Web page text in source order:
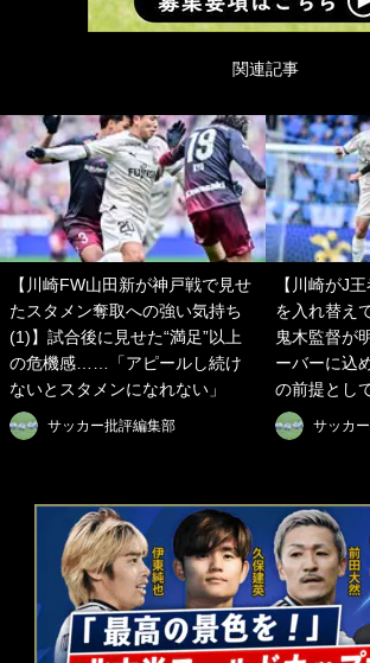
関連記事
【川崎FW山田新が神戸戦で見せ
たスタメン奪取への強い気持ち
(1)】試合後に見せた“満足”以上
の危機感……「アピールし続け
ないとスタメンになれない」
サッカー批評編集部
【川崎がJ
を入れ替え
鬼木監督が
ーバーに込
の前提とし
サッカ